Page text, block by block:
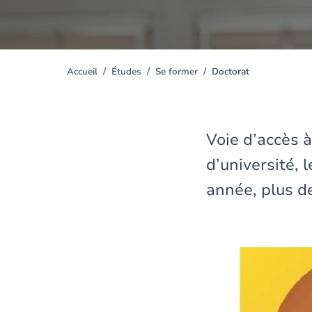
You
Accueil Études Se former Doctorat
Voie d’accès
d’université,
année, plus